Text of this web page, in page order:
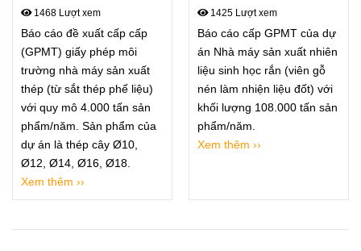
máy sản xuất thép
1468 Lượt xem
Báo cáo đề xuất cấp cấp
(GPMT) giấy phép môi
trường nhà máy sản xuất
thép (từ sắt thép phế liệu)
với quy mô 4.000 tấn sản
phẩm/năm. Sản phẩm của
dự án là thép cây Ø10,
Ø12, Ø14, Ø16, Ø18.
Xem thêm ››
liệu sinh học
1425 Lượt xem
Báo cáo cấp GPMT của dự
án Nhà máy sản xuất nhiên
liệu sinh học rắn (viên gỗ
nén làm nhiện liệu đốt) với
khối lượng 108.000 tấn sản
phẩm/năm.
Xem thêm ››